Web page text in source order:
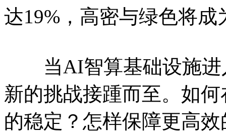
达19%，高密与绿色将
当AI智算基础设施进
新的挑战接踵而至。如
的稳定？怎样保障更高